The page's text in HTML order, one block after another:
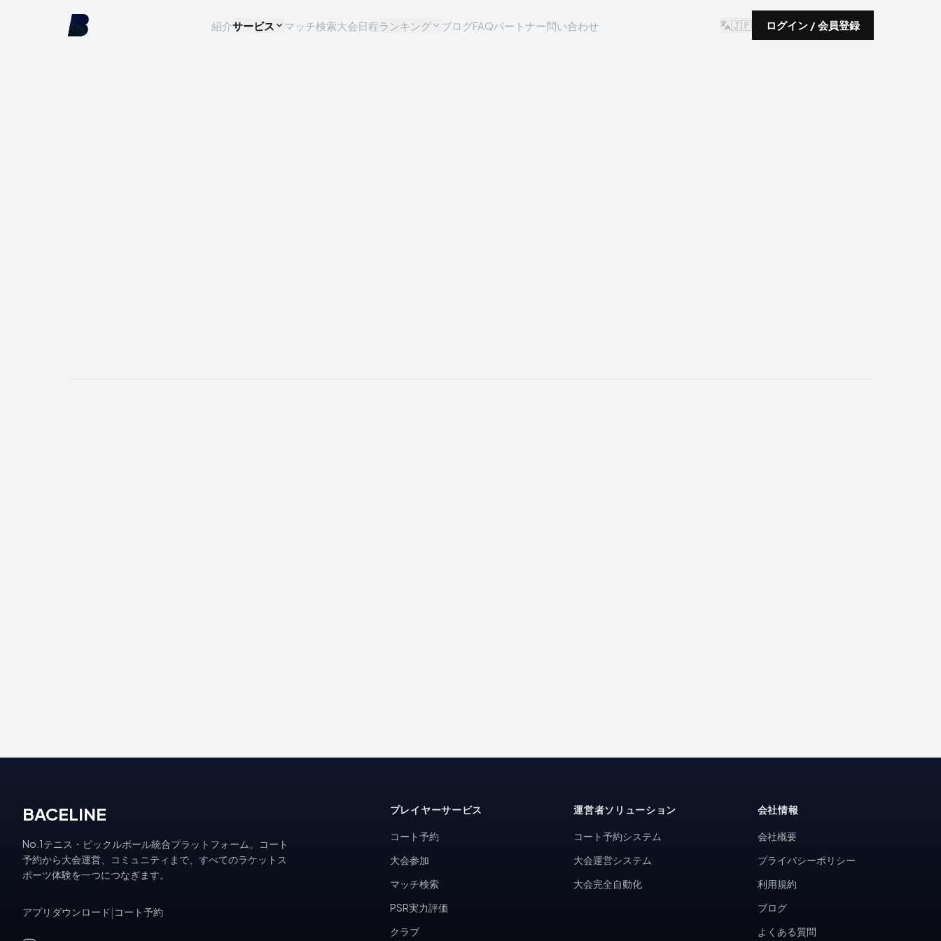
紹介サービス マッチ検索大会日程ランキング ブログFAQパートナー問い合わせ 🇯🇵 ログイン / 会員登録
BACELINE
No.1テニス・ピックルボール統合プラットフォーム。コート
予約から大会運営、コミュニティまで、すべてのラケットス
ポーツ体験を一つにつなぎます。
アプリダウンロード コート予約
プレイヤーサービス
コート予約
大会参加
マッチ検索
PSR実力評価
クラブ
運営者ソリューション
コート予約システム
大会運営システム
大会完全自動化
会社情報
会社概要
プライバシーポリシー
利用規約
ブログ
よくある質問